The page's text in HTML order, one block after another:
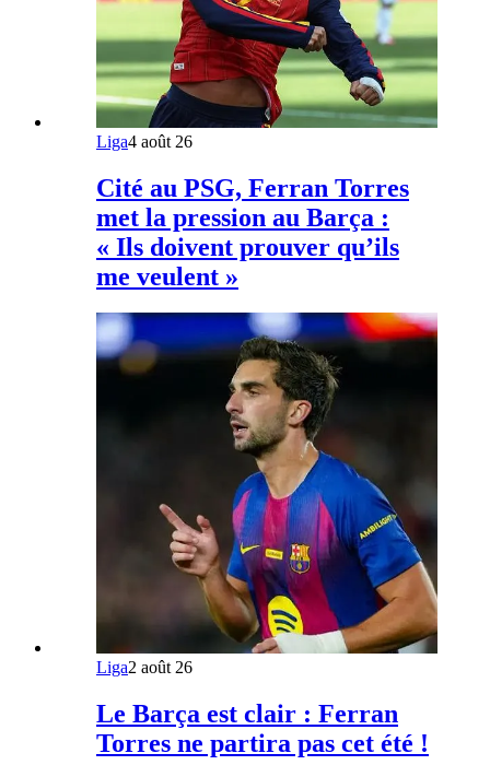
Liga4 août 26
Cité au PSG, Ferran Torres
met la pression au Barça :
« Ils doivent prouver qu’ils
me veulent »
Liga2 août 26
Le Barça est clair : Ferran
Torres ne partira pas cet été !